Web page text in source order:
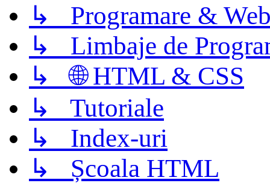
↳ Programare &
↳ Limbaje de
↳ 🌐 HTML & CSS
↳ Tutoriale
↳ Index-uri
↳ Școala HTML